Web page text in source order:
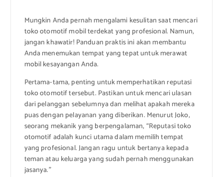
Mungkin Anda pernah mengalami kesulitan saat mencari
toko otomotif mobil terdekat yang profesional. Namun,
jangan khawatir! Panduan praktis ini akan membantu
Anda menemukan tempat yang tepat untuk merawat
mobil kesayangan Anda.
Pertama-tama, penting untuk memperhatikan reputasi
toko otomotif tersebut. Pastikan untuk mencari ulasan
dari pelanggan sebelumnya dan melihat apakah mereka
puas dengan pelayanan yang diberikan. Menurut Joko,
seorang mekanik yang berpengalaman, “Reputasi toko
otomotif adalah kunci utama dalam memilih tempat
yang profesional. Jangan ragu untuk bertanya kepada
teman atau keluarga yang sudah pernah menggunakan
jasanya.”